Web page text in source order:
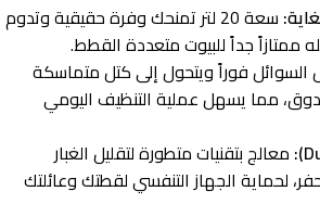
سعة 20 لتر تمنحك وفرة حقيقية وتدوم
ممتازاً جداً للبيوت متعددة القطط.
فوراً ويتحول إلى كتل متماسكة
مما يسهل عملية التنظيف اليومي
معالج بتقنيات متطورة لتقليل الغبار
لحماية الجهاز التنفسي لقطتك وعائلتك